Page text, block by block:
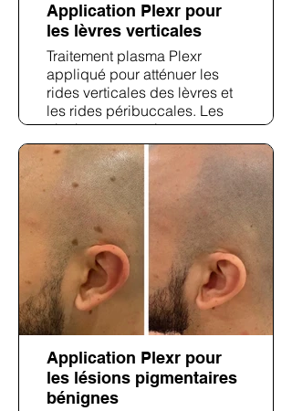
Application Plexr pour
les lèvres verticales
Traitement plasma Plexr
appliqué pour atténuer les
rides verticales des lèvres et
les rides péribuccales. Les
résultats post-traitement
montrent un contour vermillon
plus lisse et un teint
péribuccale amélioré.
Application Plexr pour
les lésions pigmentaires
bénignes